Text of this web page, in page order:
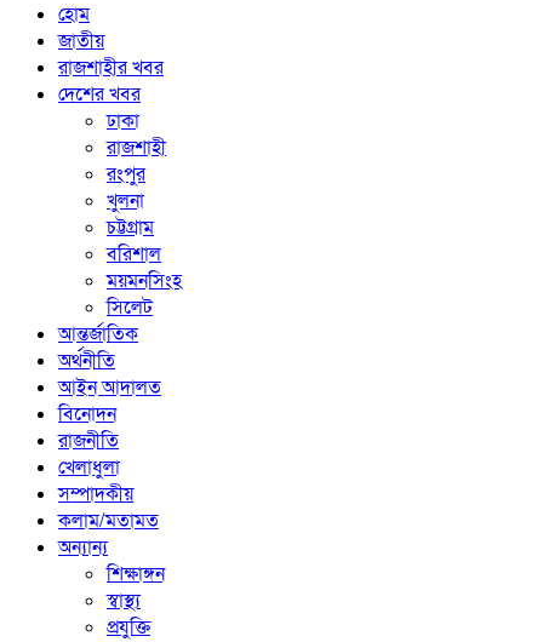
হোম
জাতীয়
রাজশাহীর খবর
দেশের খবর
ঢাকা
রাজশাহী
রংপুর
খুলনা
চট্টগ্রাম
বরিশাল
ময়মনসিংহ
সিলেট
আন্তর্জাতিক
অর্থনীতি
আইন আদালত
বিনোদন
রাজনীতি
খেলাধুলা
সম্পাদকীয়
কলাম/মতামত
অন্যান্য
শিক্ষাঙ্গন
স্বাস্থ্য
প্রযুক্তি